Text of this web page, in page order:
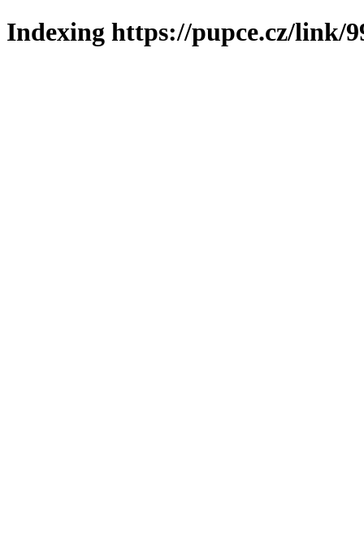
Indexing https://pupce.cz/link/